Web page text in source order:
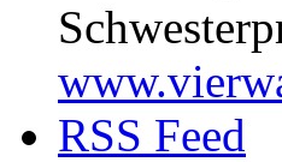
RSS Feed